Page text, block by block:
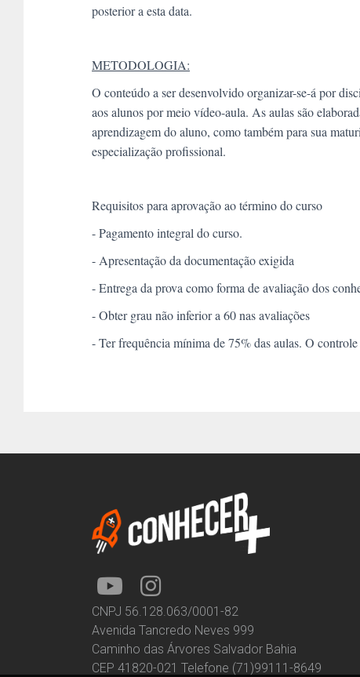
posterior a esta data.
METODOLOGIA:
O conteúdo a ser desenvolvido organizar-se-á por
aos alunos por meio vídeo-aula. As aulas são
aprendizagem do aluno, como também para sua
especialização profissional.
Requisitos para aprovação ao término do curso
- Pagamento integral do curso.
- Apresentação da documentação exigida
- Entrega da prova como forma de avaliação dos
- Obter grau não inferior a 60 nas avaliações
- Ter frequência mínima de 75% das aulas. O
CNPJ 56.128.063/0001-82
Avenida Tancredo Neves 999
Caminho das Árvores Salvador Bahia
CEP 41820-021 Telefone (71)99111-8649